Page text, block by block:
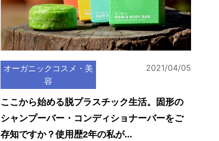
オーガニックコスメ・美
容
2021/04/05
ここから始める脱プラスチック生活。固形の
シャンプーバー・コンディショナーバーをご
存知ですか？使用歴2年の私が...